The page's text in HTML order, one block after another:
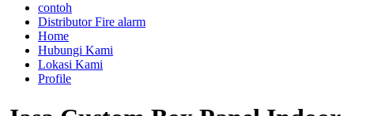
contoh
Distributor Fire alarm
Home
Hubungi Kami
Lokasi Kami
Profile